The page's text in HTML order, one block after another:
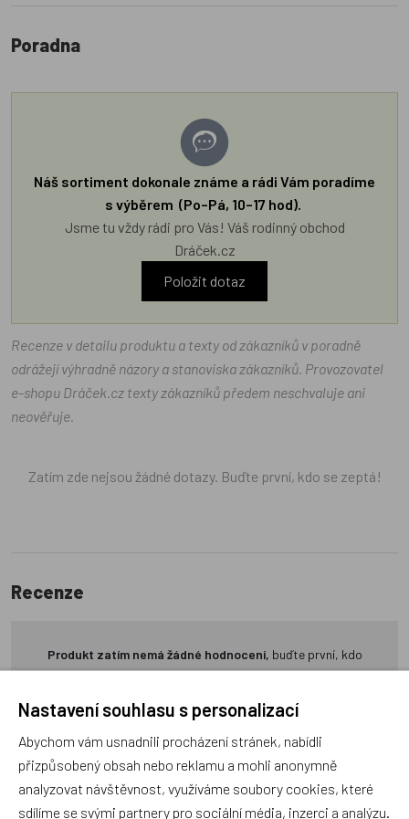
Poradna
Náš sortiment dokonale známe a rádi Vám poradíme
s výběrem (Po–Pá, 10–17 hod).
Jsme tu vždy rádi pro Vás! Váš rodinný obchod
Dráček.cz
Položit dotaz
Recenze v detailu produktu a texty od zákazníků v poradně
odrážejí výhradně názory a stanoviska zákazníků. Provozovatel
e-shopu Dráček.cz texty zákazníků předem neschvaluje ani
neověřuje.
Zatím zde nejsou žádné dotazy. Buďte první, kdo se zeptá!
Recenze
Produkt zatím nemá žádné hodnocení, buďte první, kdo
produkt ohodnotí!
Přidat hodnocení
Nastavení souhlasu s personalizací
Abychom vám usnadnili procházení stránek, nabídli
přizpůsobený obsah nebo reklamu a mohli anonymně
analyzovat návštěvnost, využíváme soubory cookies, které
sdílíme se svými partnery pro sociální média, inzerci a analýzu.